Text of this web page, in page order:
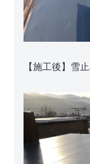
【施工後】雪